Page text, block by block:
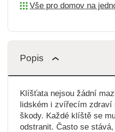
Vše pro domov na
Popis
Klíšťata nejsou žádní
lidském i zvířecím zdraví
škody. Každé klíště se
odstranit. Často se